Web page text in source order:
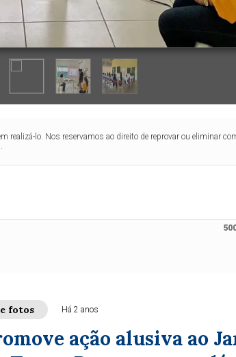
realizá-lo. Nos reservamos ao direito de reprovar ou eliminar
fotos Há 2 anos
ação alusiva ao